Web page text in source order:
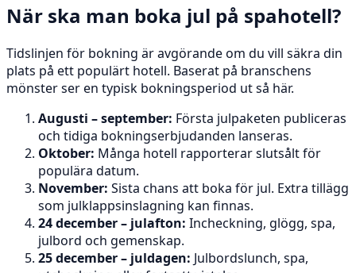
När ska man boka jul på spahotell?
Tidslinjen för bokning är avgörande om du vill säkra din
plats på ett populärt hotell. Baserat på branschens
mönster ser en typisk bokningsperiod ut så här.
Augusti – september: Första julpaketen publiceras
och tidiga bokningserbjudanden lanseras.
Oktober: Många hotell rapporterar slutsålt för
populära datum.
November: Sista chans att boka för jul. Extra tillägg
som julklappsinslagning kan finnas.
24 december – julafton: Incheckning, glögg, spa,
julbord och gemenskap.
25 december – juldagen: Julbordslunch, spa,